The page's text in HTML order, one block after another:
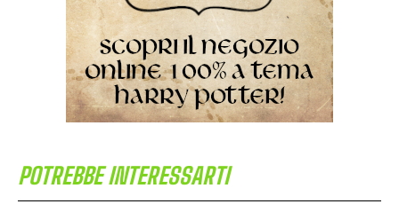
POTREBBE INTERESSARTI